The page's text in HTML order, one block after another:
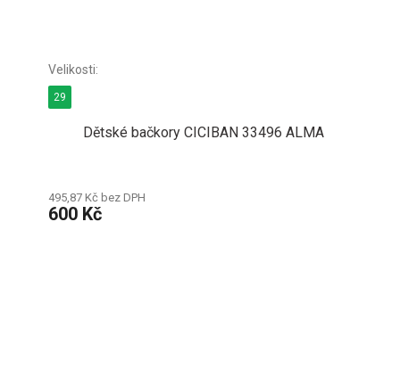
Dětské bačkory CICIBAN 33496 ALMA
495,87 Kč bez DPH
600 Kč
29